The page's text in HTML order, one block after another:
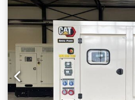
CE: sim Volume do tanque
contato com a equipe DPX
Outras opções e acessórios
comando - Teto de aço -